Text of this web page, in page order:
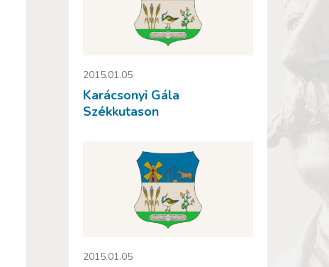
2015.01.05
Karácsonyi Gála
Székkutason
2015.01.05